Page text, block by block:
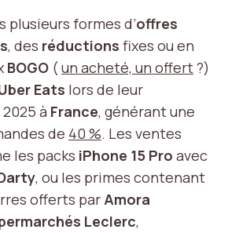
plusieurs formes d’offres
, des réductions fixes ou en
BOGO ( un acheté, un offert?)
Eats lors de leur
à France, générant une
de 40 %. Les ventes
les packs iPhone 15 Pro avec
, ou les primes contenant
offerts parAmora
Leclerc,